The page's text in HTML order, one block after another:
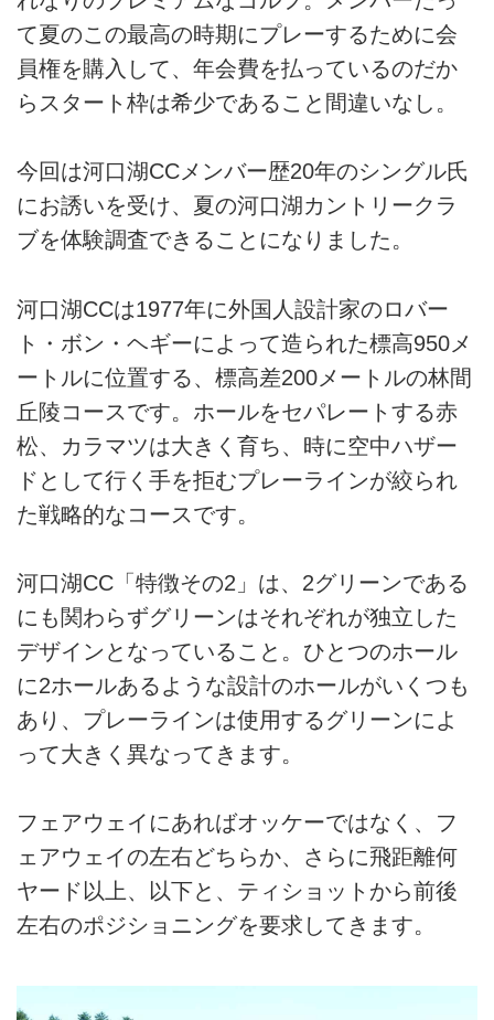
て夏のこの最高の時期にプレーするために会
員権を購入して、年会費を払っているのだか
らスタート枠は希少であること間違いなし。
今回は河口湖CCメンバー歴20年のシングル氏
にお誘いを受け、夏の河口湖カントリークラ
ブを体験調査できることになりました。
河口湖CCは1977年に外国人設計家のロバー
ト・ボン・ヘギーによって造られた標高950メ
ートルに位置する、標高差200メートルの林間
丘陵コースです。ホールをセパレートする赤
松、カラマツは大きく育ち、時に空中ハザー
ドとして行く手を拒むプレーラインが絞られ
た戦略的なコースです。
河口湖CC「特徴その2」は、2グリーンである
にも関わらずグリーンはそれぞれが独立した
デザインとなっていること。ひとつのホール
に2ホールあるような設計のホールがいくつも
あり、プレーラインは使用するグリーンによ
って大きく異なってきます。
フェアウェイにあればオッケーではなく、フ
ェアウェイの左右どちらか、さらに飛距離何
ヤード以上、以下と、ティショットから前後
左右のポジショニングを要求してきます。